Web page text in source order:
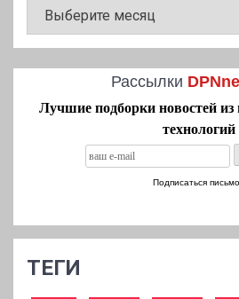
НОВОСТЕЙ
Рассылки
Лучшие подборки новостей
технологий
Подписаться
ТЕГИ